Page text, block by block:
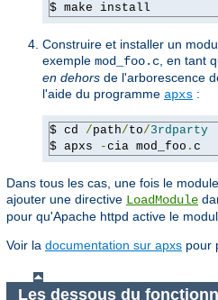
$ make install
Construire et installer un
exemple mod_foo.c, en tant
en dehors de l'arborescence
l'aide du programme apxs :
$ cd /path/to/3rdparty
$ apxs
-cia mod_foo . c
Dans tous les cas, une fois le
ajouter une directive LoadModule
pour qu'Apache httpd active le
Voir la documentation sur apxs pour
Les dessous du